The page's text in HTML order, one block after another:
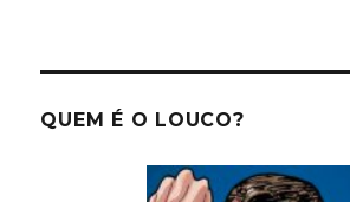
QUEM É O LOUCO?